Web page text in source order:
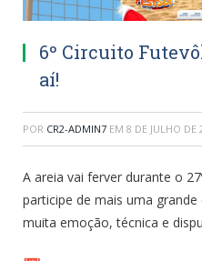
6º Circuito
aí!
POR CR2-ADMIN7 EM 8 DE JULHO DE
A areia vai ferver durante o
participe de mais uma
muita emoção, técnica e